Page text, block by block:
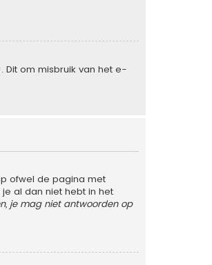
om misbruik van het e-
ofwel de pagina met
al dan niet hebt in het
je mag niet antwoorden op